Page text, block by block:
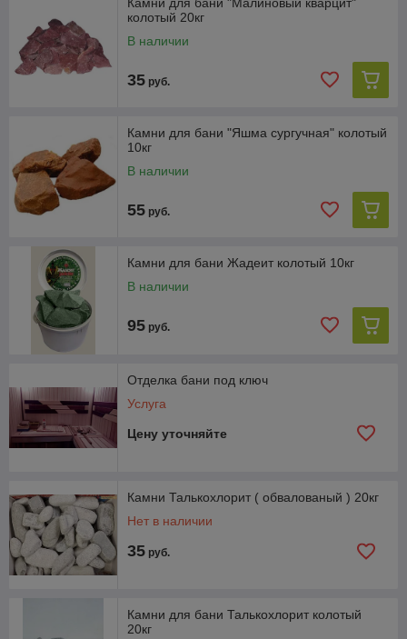
колотый 20кг
В наличии
35 руб.
Камни для бани "Яшма сургучная" колотый
10кг
В наличии
55 руб.
Камни для бани Жадеит колотый 10кг
В наличии
95 руб.
Отделка бани под ключ
Услуга
Цену уточняйте
Камни Талькохлорит ( обвалованый ) 20кг
Нет в наличии
35 руб.
Камни для бани Талькохлорит колотый
20кг